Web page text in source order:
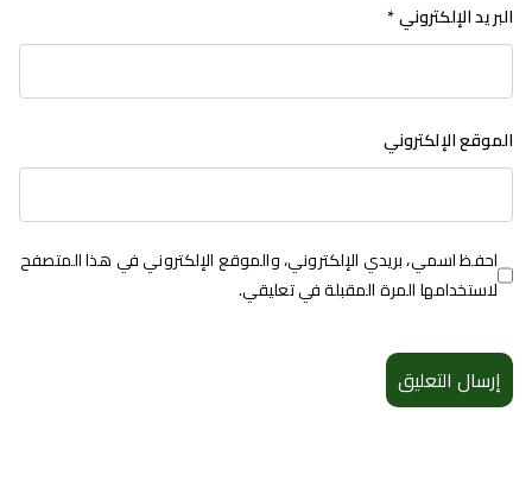
البريد الإلكتروني*
الموقع الإلكتروني
احفظ اسمي، بريدي الإلكتروني، والموقع الإلكتروني في هذا المتصفح
لاستخدامها المرة المقبلة في تعليقي.